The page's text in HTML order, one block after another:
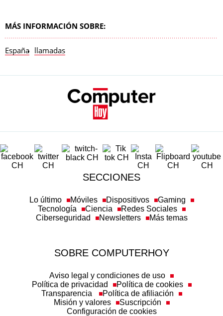
MÁS INFORMACIÓN SOBRE:
España llamadas
SECCIONES
Lo último Móviles Dispositivos
Gaming
Tecnología
Ciencia
Redes Sociales
Ciberseguridad
Newsletters Más temas
SOBRE COMPUTERHOY
Aviso legal y condiciones de uso
Política de privacidad
Política de cookies
Transparencia
Política de afiliación
Misión y valores
Suscripción
Configuración de cookies